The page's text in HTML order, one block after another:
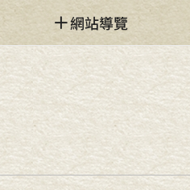
網站導覽